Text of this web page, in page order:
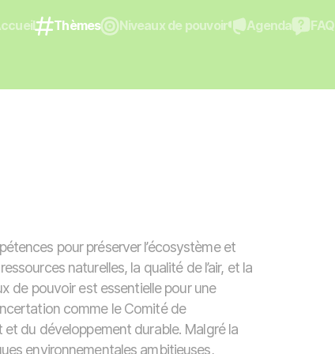
Thèmes Niveaux de pouvoir Agenda FAQ
pour préserver l’écosystème et
naturelles, la qualité de l’air, et la
de pouvoir est essentielle pour une
comme le Comité de
et du développement durable. Malgré la
environnementales ambitieuses,